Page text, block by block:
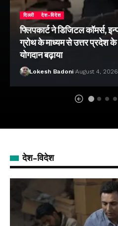
दिल्ली देश-विदेश
फ्लिपकार्ट ने डिजिटल कॉमर्स,
ग्रोथ के माध्यम से उत्तर प्रदेश के
योगदान बढ़ाया
Lokesh Badoni August 4, 2026
देश-विदेश